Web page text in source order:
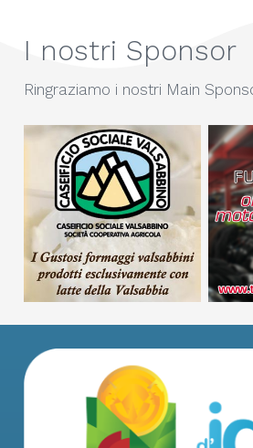
I nostri Sponsor
Ringraziamo i nostri Main